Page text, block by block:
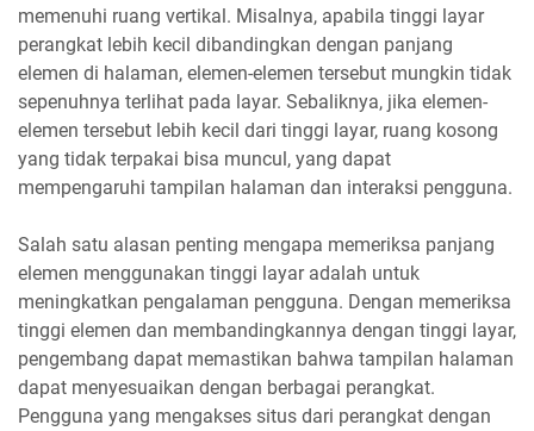
memenuhi ruang vertikal. Misalnya, apabila tinggi layar
perangkat lebih kecil dibandingkan dengan panjang
elemen di halaman, elemen-elemen tersebut mungkin tidak
sepenuhnya terlihat pada layar. Sebaliknya, jika elemen-
elemen tersebut lebih kecil dari tinggi layar, ruang kosong
yang tidak terpakai bisa muncul, yang dapat
mempengaruhi tampilan halaman dan interaksi pengguna.
Salah satu alasan penting mengapa memeriksa panjang
elemen menggunakan tinggi layar adalah untuk
meningkatkan pengalaman pengguna. Dengan memeriksa
tinggi elemen dan membandingkannya dengan tinggi layar,
pengembang dapat memastikan bahwa tampilan halaman
dapat menyesuaikan dengan berbagai perangkat.
Pengguna yang mengakses situs dari perangkat dengan